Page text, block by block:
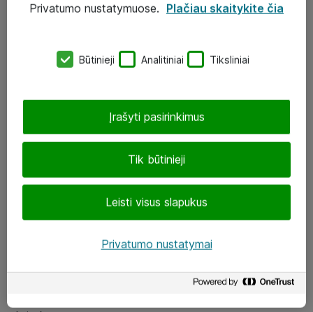
eShop@atea.lt
LinkedIn
Privatumo nustatymuose. Plačiau skaitykite čia
Būtinieji Analitiniai Tiksliniai
Tik būtinieji
Leisti visus slapukus
Įrašyti pasirinkimus
Privatumo nustatymai